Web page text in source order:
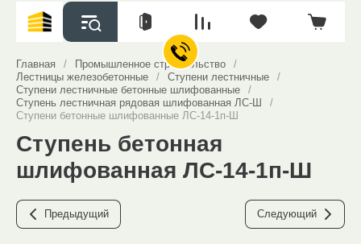
Главная / Промышленное строительство
/
Лестницы железобетонные
/ Ступени лестничные
/
Ступени лестничные бетонные шлифованные
/
Ступень лестничная рядовая шлифованная ЛС-Ш
/
Ступени бетонные шлифованные ЛС-14-1п-Ш
Ступень бетонная
шлифованная ЛС-14-1п-Ш
Предыдущий Следующий